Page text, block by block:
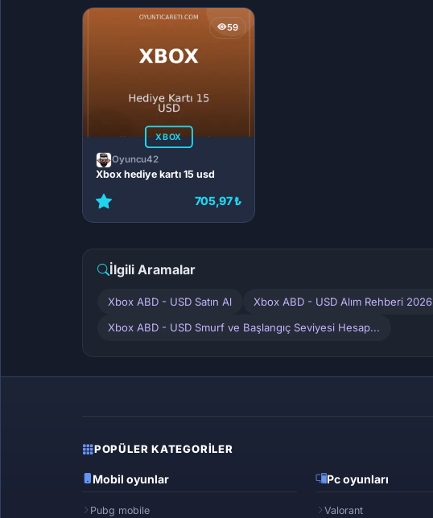
59
XBOX
Oyuncu42
Xbox hediye kartı 15 usd
705,97 ₺
İlgili Aramalar
Xbox ABD - USD Satın Al Xbox ABD - USD Alım Rehberi 2026
Xbox ABD - USD Smurf ve Başlangıç Seviyesi Hesap...
POPÜLER KATEGORILER
Mobil oyunlar
Pubg mobile
Pc oyunları
Valorant